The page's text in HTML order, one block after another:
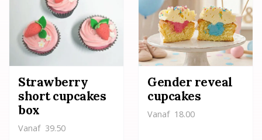
Strawberry
short cupcakes
box
Vanaf 39.50
Gender reveal
cupcakes
Vanaf 18.00